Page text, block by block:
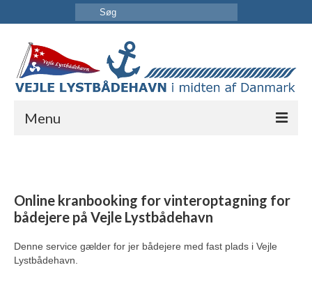
Menu
INFORMATION
Online kranbooking for vinteroptagning for
bådejere på Vejle Lystbådehavn
Denne service gælder for jer bådejere med fast plads i Vejle
Lystbådehavn.